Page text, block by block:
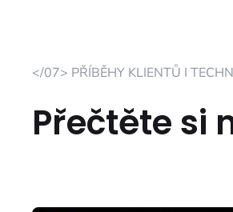
</07> PŘÍBĚHY KLIENTŮ I
Přečtěte si